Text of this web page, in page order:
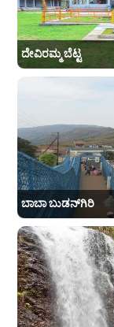
ದೇವಿರಮ್ಮ ಬೆಟ್ಟ
ಬಾಬಾ ಬುಡನ್‌ಗಿರಿ